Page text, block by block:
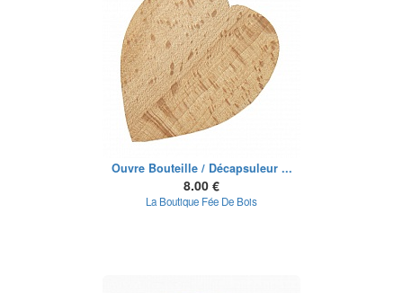
Ouvre Bouteille / Décapsuleur ...
8.00 €
La Boutique Fée De Bois